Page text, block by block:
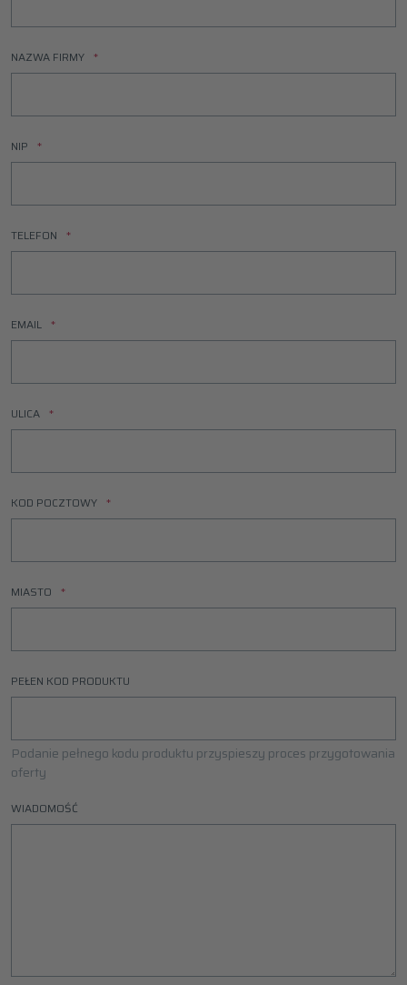
NAZWA FIRMY
NIP
TELEFON
EMAIL
ULICA
KOD POCZTOWY
MIASTO
PEŁEN KOD PRODUKTU
Podanie pełnego kodu produktu przyspieszy proces przygotowania
oferty
WIADOMOŚĆ